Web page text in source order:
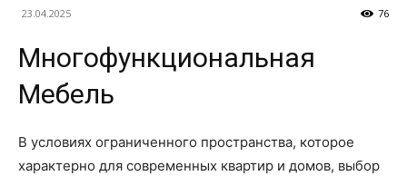
23.04.2025 76
Многофункциональная
Мебель
В условиях ограниченного пространства, которое
характерно для современных квартир и домов, выбор